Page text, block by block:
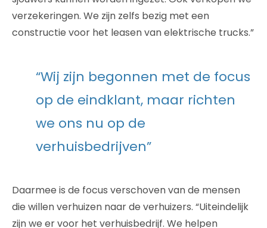
verzekeringen. We zijn zelfs bezig met een
constructie voor het leasen van elektrische trucks.”
“Wij zijn begonnen met de focus
op de eindklant, maar richten
we ons nu op de
verhuisbedrijven”
Daarmee is de focus verschoven van de mensen
die willen verhuizen naar de verhuizers. “Uiteindelijk
zijn we er voor het verhuisbedrijf. We helpen